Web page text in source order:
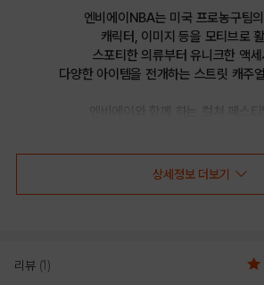
엔비에이NBA는 미국 프로농구팀
캐릭터, 이미지 등을 모티브로
스포티한 의류부터 유니크한 액세
다양한 아이템을 전개하는 스트릿 캐주
상세정보 더보기
리뷰 (1)